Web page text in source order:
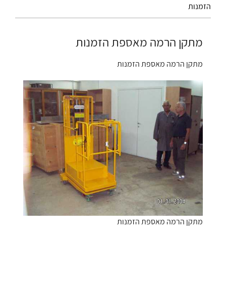
הזמנות
מתקן הרמה מאספת הזמנות
מתקן הרמה מאספת הזמנות
מתקן הרמה מאספת הזמנות